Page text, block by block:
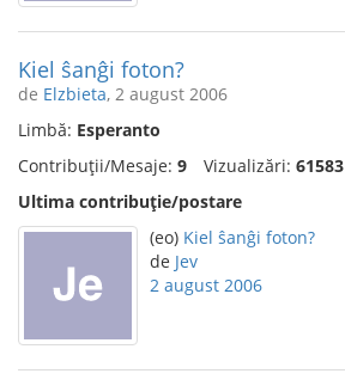
Kiel ŝanĝi foton?
de Elzbieta, 2 august 2006
Limbă: Esperanto
Contribuții/Mesaje: 9 Vizualizări: 61583
Ultima contribuție/postare
(eo) Kiel ŝanĝi foton?
de Jev
2 august 2006